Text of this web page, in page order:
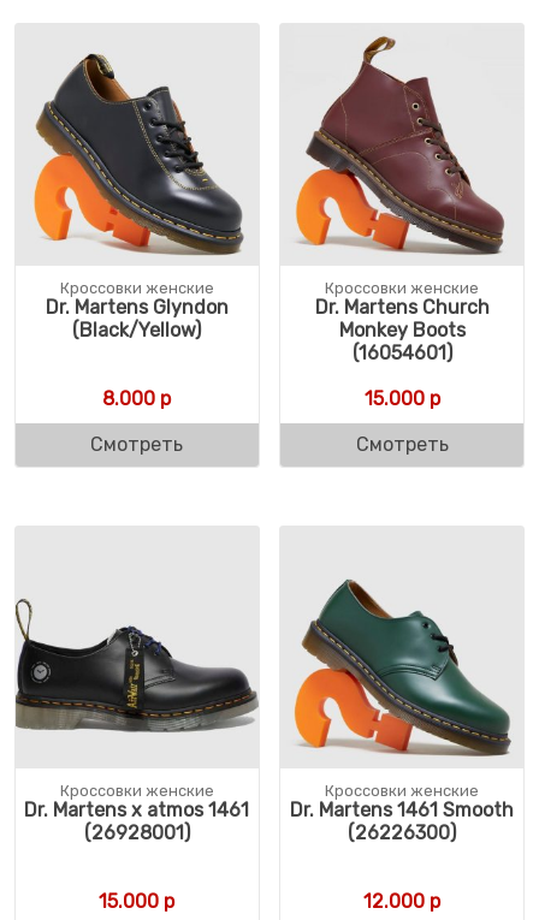
Кроссовки женские
Dr. Martens Glyndon
(Black/Yellow)
8.000 р
Смотреть
Кроссовки женские
Dr. Martens Church
Monkey Boots
(16054601)
15.000р
Смотреть
Кроссовки женские
Dr. Martens x atmos 1461
(26928001)
15.000 р
Кроссовки женские
Dr. Martens 1461 Smooth
(26226300)
12.000 р